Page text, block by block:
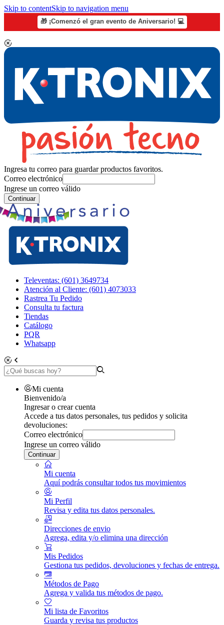
Skip to contentSkip to navigation menu
🎁 ¡Comenzó el gran evento de Aniversario! 💻
Ingresa tu correo para guardar productos favoritos.
Correo electrónico
Ingrese un correo válido
Continuar
Televentas: (601) 3649734
Atención al Cliente: (601) 4073033
Rastrea Tu Pedido
Consulta tu factura
Tiendas
Catálogo
PQR
Whatsapp
Mi cuenta
Bienvenido/a
Ingresar o crear cuenta
Accede a tus datos personales, tus pedidos y solicita
devoluciones:
Correo electrónico
Ingrese un correo válido
Continuar
Mi cuenta
Aquí podrás consultar todos tus movimientos
Mi Perfil
Revisa y edita tus datos personales.
Direcciones de envio
Agrega, edita y/o elimina una dirección
Mis Pedidos
Gestiona tus pedidos, devoluciones y fechas de entrega.
Métodos de Pago
Agrega y valida tus métodos de pago.
Mi lista de Favoritos
Guarda y revisa tus productos